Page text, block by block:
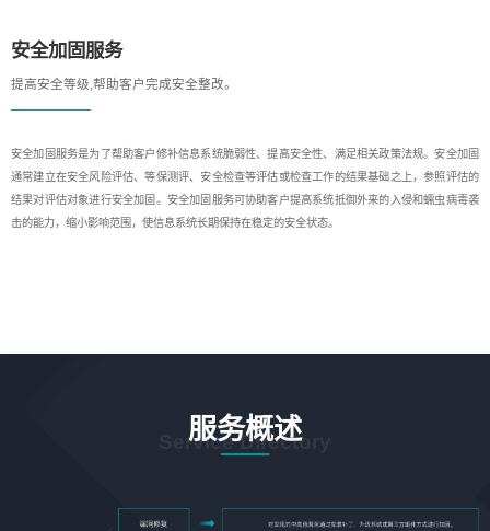
安全加固服务
提高安全等级,帮助客户完成安全整改。
安全加固服务是为了帮助客户修补信息系统脆弱性、提高安全性、满足相关政策法规。安全加固
通常建立在安全风险评估、等保测评、安全检查等评估或检查工作的结果基础之上，参照评估的
结果对评估对象进行安全加固。安全加固服务可协助客户提高系统抵御外来的入侵和蠕虫病毒袭
击的能力，缩小影响范围，使信息系统长期保持在稳定的安全状态。
服务概述
Service Directory